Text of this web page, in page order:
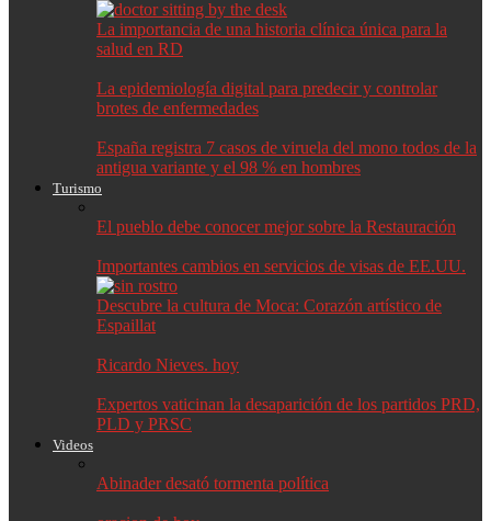
La importancia de una historia clínica única para la
salud en RD
La epidemiología digital para predecir y controlar
brotes de enfermedades
España registra 7 casos de viruela del mono todos de la
antigua variante y el 98 % en hombres
Turismo
El pueblo debe conocer mejor sobre la Restauración
Importantes cambios en servicios de visas de EE.UU.
Descubre la cultura de Moca: Corazón artístico de
Espaillat
Ricardo Nieves. hoy
Expertos vaticinan la desaparición de los partidos PRD,
PLD y PRSC
Videos
Abinader desató tormenta política